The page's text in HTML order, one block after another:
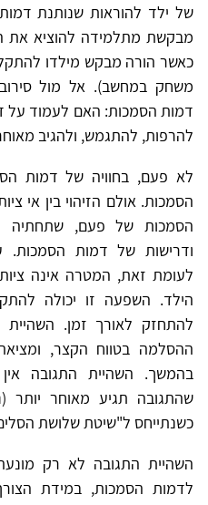
של ילד להוראות שנותנת
מבקשת מתלמידה להוציא את
כאשר הורה מבקש מילדו
משחק במחשב). אל מול
דמות הסמכות: האם לעמוד על
להרפות, להתגמש, ולהגיב
לא פעם, בחוויה של דמות
הסמכות. אולם הזיהוי בין אי
הסמכות של פעם, שתחתיה
ודרישות של דמות
לעומת זאת, המטרה אינה
הילד. השפעה זו יכולה
להתחזק לאורך זמן.
ההסלמה בטווח הקצר,
בהמשך. השהיית התגובה
שהתגובה תגיע מאוחר יותר
כשנתייחס ל"שיטת שלושת
השהיית התגובה לא רק
לדמות הסמכות, במידת